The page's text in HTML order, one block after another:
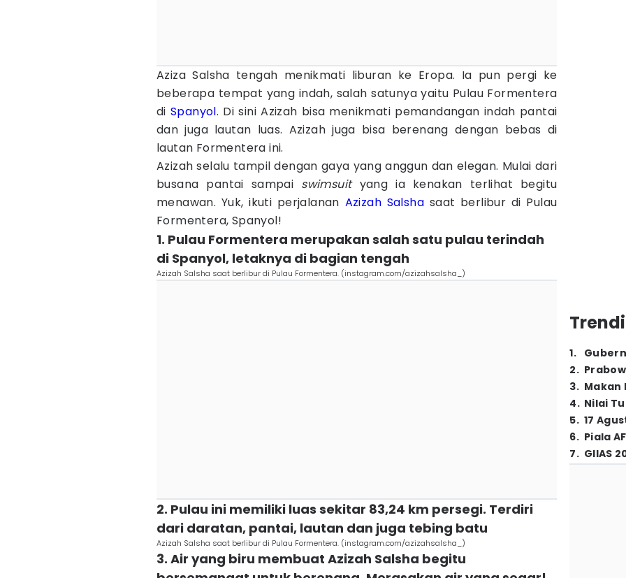
Aziza Salsha tengah menikmati liburan ke Eropa. Ia pun pergi ke
beberapa tempat yang indah, salah satunya yaitu Pulau Formentera
di Spanyol. Di sini Azizah bisa menikmati pemandangan indah pantai
dan juga lautan luas. Azizah juga bisa berenang dengan bebas di
lautan Formentera ini.
Azizah selalu tampil dengan gaya yang anggun dan elegan. Mulai dari
busana pantai sampai swimsuityang ia kenakan terlihat begitu
menawan. Yuk, ikuti perjalanan Azizah Salsha saat berlibur di Pulau
Formentera, Spanyol!
1. Pulau Formentera merupakan salah satu pulau terindah
di Spanyol, letaknya di bagian tengah
Azizah Salsha saat berlibur di Pulau Formentera. (instagram.com/azizahsalsha_)
2. Pulau ini memiliki luas sekitar 83,24 km persegi. Terdiri
dari daratan, pantai, lautan dan juga tebing batu
Azizah Salsha saat berlibur di Pulau Formentera. (instagram.com/azizahsalsha_)
3. Air yang biru membuat Azizah Salsha begitu
1.
2.
3. Makan
4. Nilai
5. 17
6. Piala
7. GIIAS